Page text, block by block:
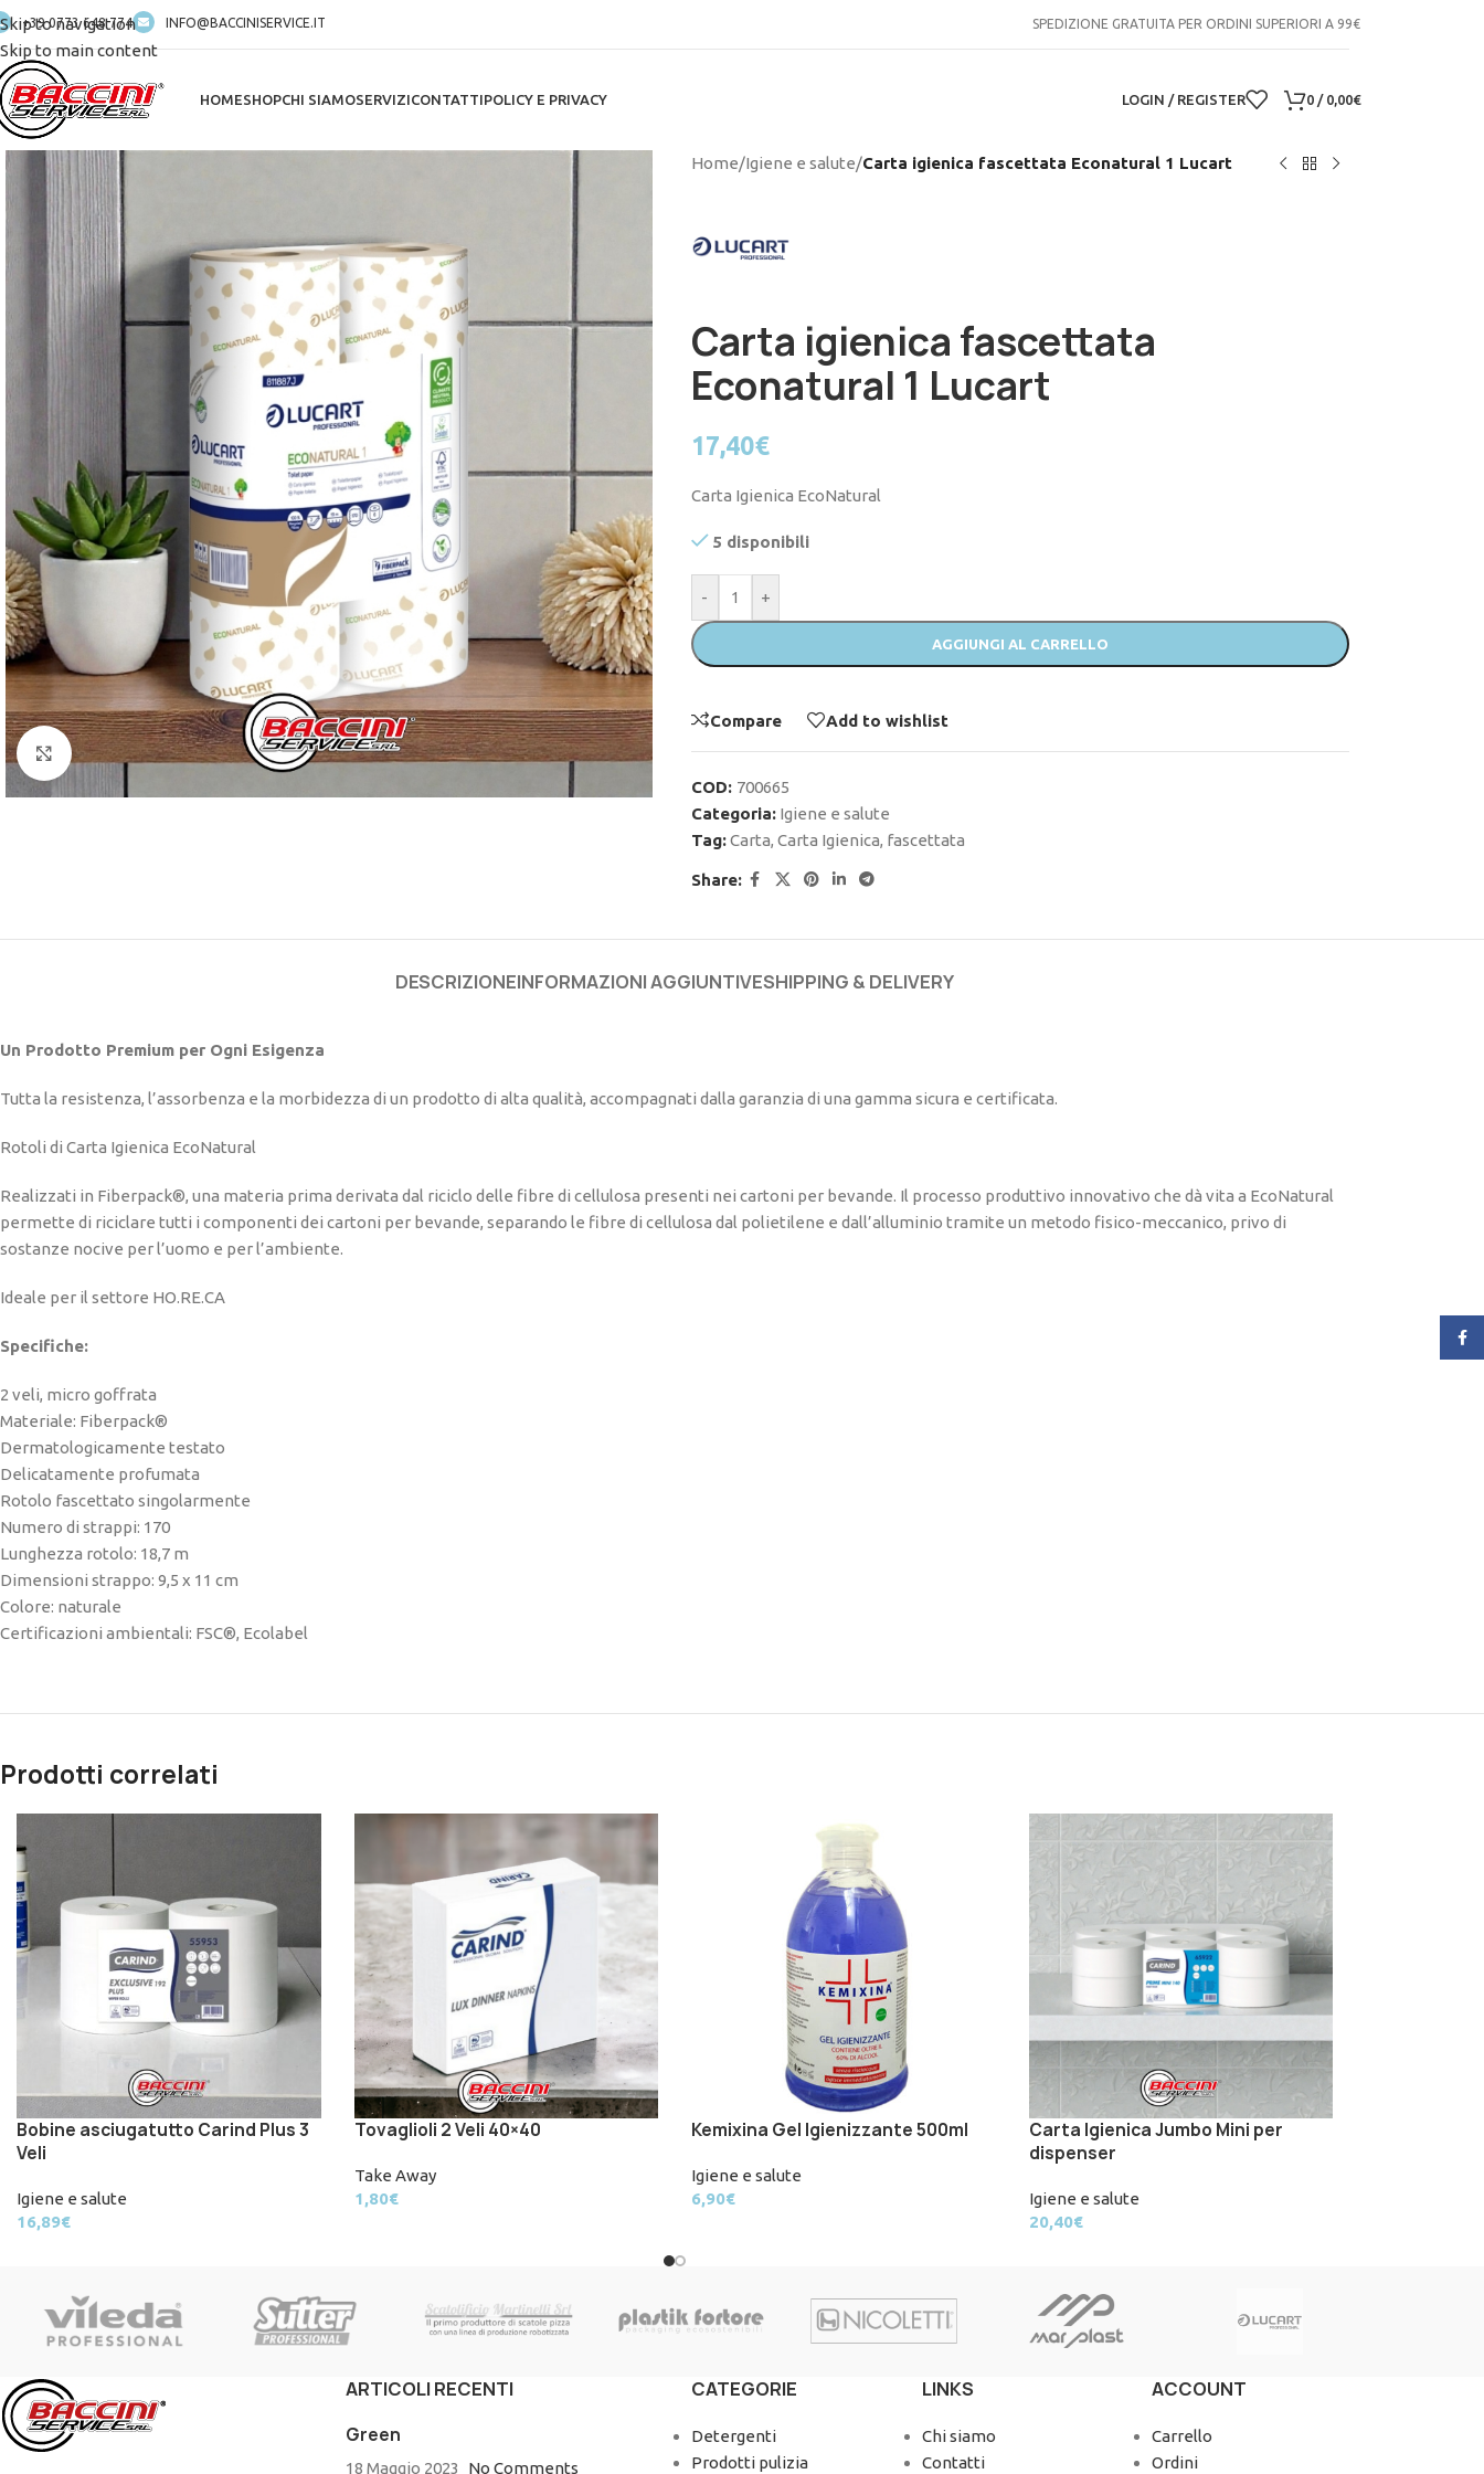
Skip to navigation
Skip to main content
+39 0773 648 774 INFO@BACCINISERVICE.IT SPEDIZIONE GRATUITA PER ORDINI SUPERIORI A 99€
HOMESHOPCHI SIAMOSERVIZICONTATTIPOLICY E PRIVACY LOGIN / REGISTER 0 / 0,00€
Click to enlarge
Home/Igiene e salute/Carta igienica fascettata Econatural 1 Lucart
Carta igienica fascettata
Econatural 1 Lucart
17,40€
Carta Igienica EcoNatural
5 disponibili
- +
AGGIUNGI AL CARRELLO
Compare Add to wishlist
COD: 700665
Categoria: Igiene e salute
Tag:Carta, Carta Igienica, fascettata
Share:
DESCRIZIONEINFORMAZIONI AGGIUNTIVESHIPPING & DELIVERY
Un Prodotto Premium per Ogni Esigenza
Tutta la resistenza, l’assorbenza e la morbidezza di un prodotto di alta qualità, accompagnati dalla garanzia di una gamma sicura e certificata.
Rotoli di Carta Igienica EcoNatural
Realizzati in Fiberpack®, una materia prima derivata dal riciclo delle fibre di cellulosa presenti nei cartoni per bevande. Il processo produttivo innovativo che dà vita a EcoNatural
permette di riciclare tutti i componenti dei cartoni per bevande, separando le fibre di cellulosa dal polietilene e dall’alluminio tramite un metodo fisico-meccanico, privo di
sostanze nocive per l’uomo e per l’ambiente.
Ideale per il settore HO.RE.CA
Specifiche:
2 veli, micro goffrata
Materiale: Fiberpack®
Dermatologicamente testato
Delicatamente profumata
Rotolo fascettato singolarmente
Numero di strappi: 170
Lunghezza rotolo: 18,7 m
Dimensioni strappo: 9,5 x 11 cm
Colore: naturale
Certificazioni ambientali: FSC®, Ecolabel
Prodotti correlati
Bobine asciugatutto Carind Plus 3
Veli
Igiene e salute
16,89€
Tovaglioli 2 Veli 40×40
Take Away
1,80€
Kemixina Gel Igienizzante 500ml
Igiene e salute
6,90€
Carta Igienica Jumbo Mini per
dispenser
Igiene e salute
20,40€
ARTICOLI RECENTI
Green
18 Maggio 2023 No Comments
CATEGORIE
Detergenti
Prodotti pulizia
LINKS
Chi siamo
Contatti
ACCOUNT
Carrello
Ordini